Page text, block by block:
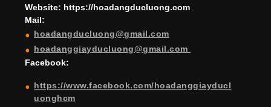
Website: https://hoadangducluong.com
Mail:
hoadangducluong@gmail.com
hoadanggiayducluong@gmail.com
Facebook:
https://www.facebook.com/hoadanggiayducl
uonghcm